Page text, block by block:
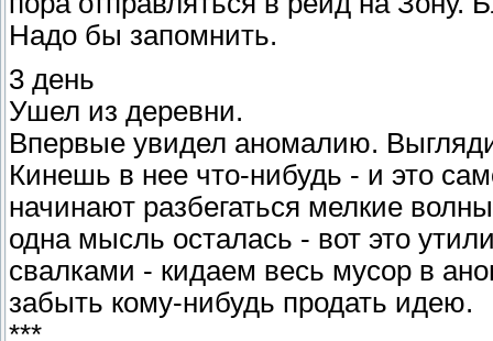
Надо бы запомнить.
3 день
Ушел из деревни.
Впервые увидел аномалию.
Кинешь в нее что-нибудь - и это
начинают разбегаться мелкие
одна мысль осталась - вот это
свалками - кидаем весь мусор в
забыть кому-нибудь продать идею.
***